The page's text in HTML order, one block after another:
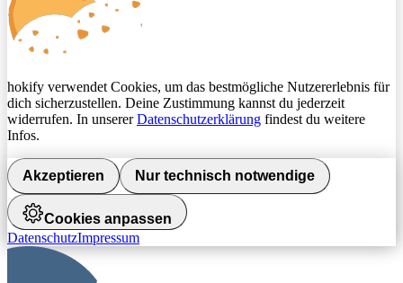
hokify verwendet Cookies, um das bestmögliche Nutzererlebnis für
dich sicherzustellen. Deine Zustimmung kannst du jederzeit
widerrufen. In unsererDatenschutzerklärung findest du weitere
Infos.
Akzeptieren Nur technisch notwendige
Cookies anpassen
DatenschutzImpressum